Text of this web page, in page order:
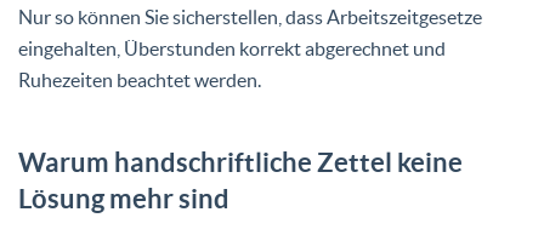
Nur so können Sie sicherstellen, dass Arbeitszeitgesetze
eingehalten, Überstunden korrekt abgerechnet und
Ruhezeiten beachtet werden.
Warum handschriftliche Zettel keine
Lösung mehr sind